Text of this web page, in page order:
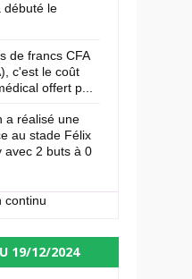
débuté le
de francs CFA
c'est le coût
offert p...
a réalisé une
au stade Félix
avec 2 buts à 0
continu
19/12/2024